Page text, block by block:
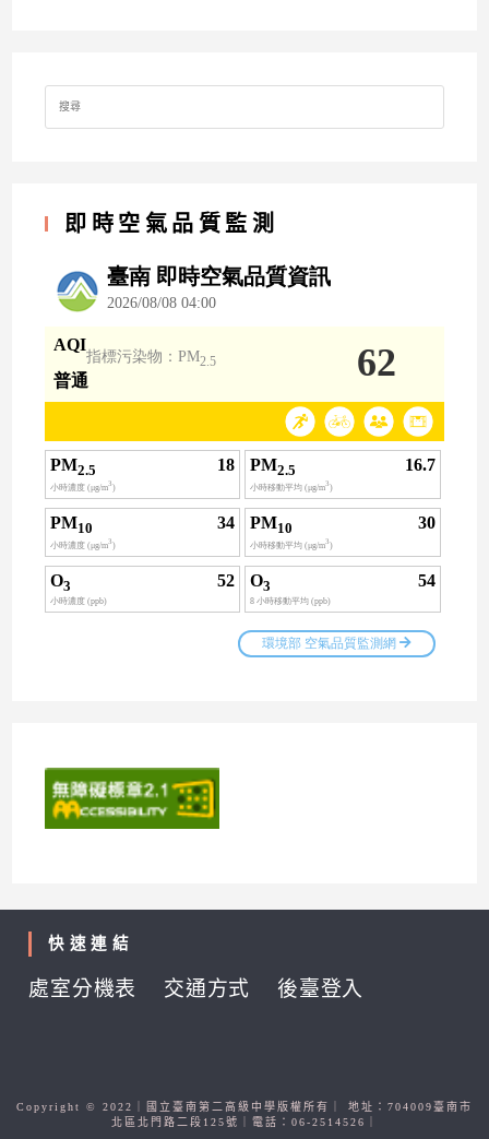
Search
for:
即時空氣品質監測
快速連結
處室分機表 交通方式 後臺登入
Copyright © 2022｜國立臺南第二高級中學版權所有｜ 地址：704009臺南市
北區北門路二段125號｜電話：06-2514526｜